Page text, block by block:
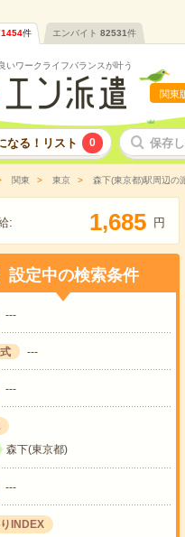
件 エンバイト 82531件
いワークライフバランスが叶う
関東
なる！リスト 0 保存
関東 東京 森下(東京都)駅周辺の
: 1,685 円
設定中の検索条件
---
---
---
森下(東京都)
---
INDEX